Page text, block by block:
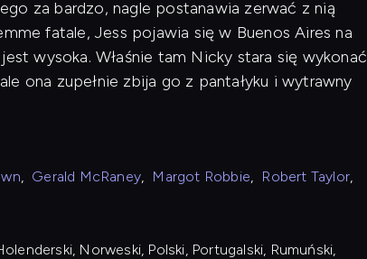
za bardzo, nagle postanawia zerwać z nią
fatale, Jess pojawia się w Buenos Aires na
wysoka. Właśnie tam Nicky stara się wykonać
ona zupełnie zbija go z pantałyku i wytrawny
, Gerald McRaney, Margot Robbie, Robert Taylor,
Norweski, Polski, Portugalski, Rumuński,